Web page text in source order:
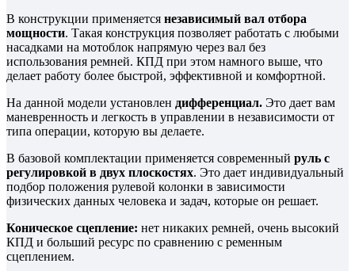
В конструкции применяется независимый вал отбора
мощности. Такая конструкция позволяет работать с любыми
насадками на мотоблок напрямую через вал без
использования ремней. КПД при этом намного выше, что
делает работу более быстрой, эффективной и комфортной.
На данной модели установлен дифференциал. Это дает вам
маневренность и легкость в управлении в независимости от
типа операции, которую вы делаете.
В базовой комплектации применяется современный руль с
регулировкой в двух плоскостях. Это дает индивидуальный
подбор положения рулевой колонки в зависимости
физических данных человека и задач, которые он решает.
Коническое сцепление: нет никаких ремней, очень высокий
КПД и больший ресурс по сравнению с ременным
сцеплением.